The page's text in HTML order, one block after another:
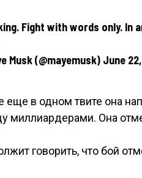
Fight with words only.
Musk (@mayemusk) June
еще в одном твите она
миллиардерами. Она
говорить, что бой